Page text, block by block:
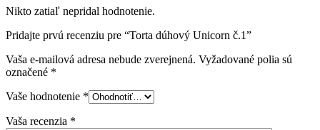
Nikto zatiaľ nepridal hodnotenie.
Pridajte prvú recenziu pre “Torta dúhový Unicorn č.1”
Vaša e-mailová adresa nebude zverejnená. Vyžadované polia sú
označené *
Vaše hodnotenie *
Vaša recenzia *